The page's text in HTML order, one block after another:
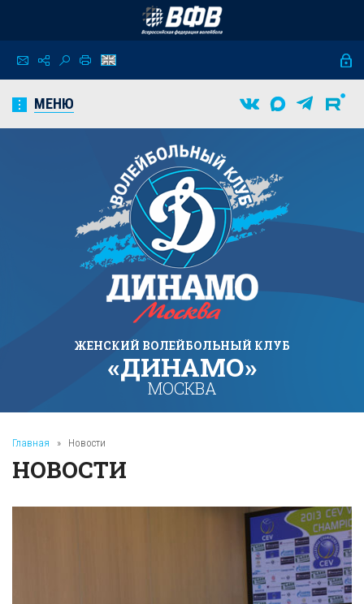
МЕНЮ
ЖЕНСКИЙ ВОЛЕЙБОЛЬНЫЙ КЛУБ
«ДИНАМО»
МОСКВА
Главная » Новости
НОВОСТИ